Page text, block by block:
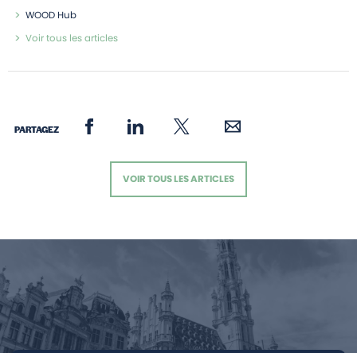
WOOD Hub
Voir tous les articles
PARTAGEZ
VOIR TOUS LES ARTICLES